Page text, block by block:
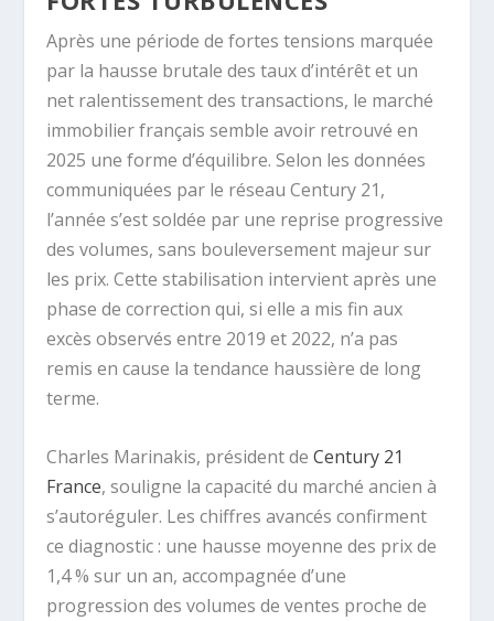
Après une période de fortes tensions marquée
par la hausse brutale des taux d’intérêt et un
net ralentissement des transactions, le marché
immobilier français semble avoir retrouvé en
2025 une forme d’équilibre. Selon les données
communiquées par le réseau Century 21,
l’année s’est soldée par une reprise progressive
des volumes, sans bouleversement majeur sur
les prix. Cette stabilisation intervient après une
phase de correction qui, si elle a mis fin aux
excès observés entre 2019 et 2022, n’a pas
remis en cause la tendance haussière de long
terme.
Charles Marinakis, président deCentury 21
France, souligne la capacité du marché ancien à
s’autoréguler. Les chiffres avancés confirment
ce diagnostic : une hausse moyenne des prix de
1,4 % sur un an, accompagnée d’une
progression des volumes de ventes proche de